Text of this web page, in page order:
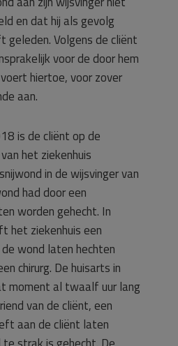
en dat hij als gevolg
geleden. Volgens de cliënt
voor de door hem
hiertoe, voor zover
aan.
is de cliënt op de
het ziekenhuis
in de wijsvinger van
had door een
worden gehecht. In
het ziekenhuis een
wond laten hechten
chirurg. De huisarts in
moment al twaalf uur lang
van de cliënt, een
aan de cliënt laten